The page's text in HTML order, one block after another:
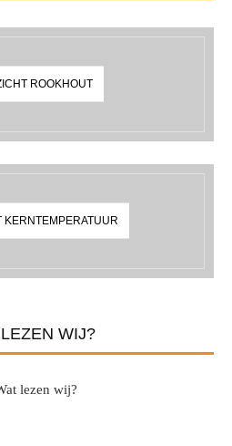
ROOKHOUT
KERNTEMPERATUUR
WIJ?